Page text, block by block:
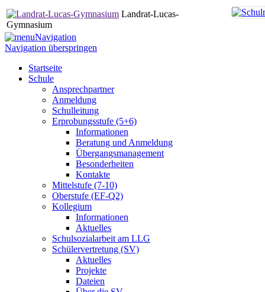
Landrat-Lucas-
Gymnasium
Navigation
Navigation überspringen
Startseite
Schule
Ansprechpartner
Anmeldung
Schulleitung
Erprobungsstufe (5+6)
Informationen
Beratung und Anmeldung
Übergangsmanagement
Besonderheiten
Kontakte
Mittelstufe (7-10)
Oberstufe (EF-Q2)
Kollegium
Informationen
Aktuelles
Schulsozialarbeit am LLG
Schülervertretung (SV)
Aktuelles
Projekte
Dateien